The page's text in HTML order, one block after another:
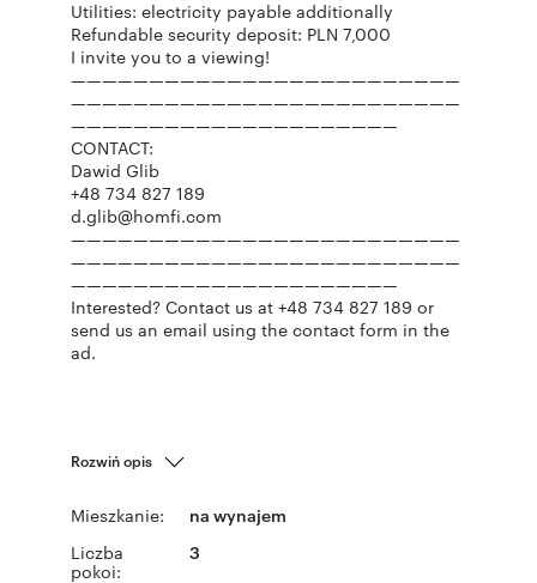
Utilities: electricity payable additionally
Refundable security deposit: PLN 7,000
I invite you to a viewing!
—————————————————————————
—————————————————————————
—————————————————————
CONTACT:
Dawid Glib
+48 734 827 189
d.glib@homfi.com
—————————————————————————
—————————————————————————
—————————————————————
Interested? Contact us at +48 734 827 189 or
send us an email using the contact form in the
ad.
Rozwiń opis
Mieszkanie: na wynajem
Liczba
pokoi:
3